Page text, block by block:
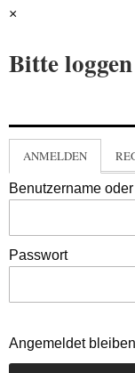
×
Bitte
ANMELDEN
Benutzername
Passwort
Angemeldet bleiben